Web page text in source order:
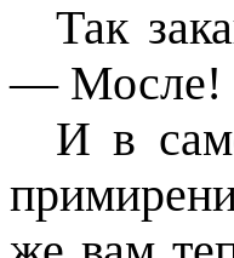
Так
— Мосле!
И в